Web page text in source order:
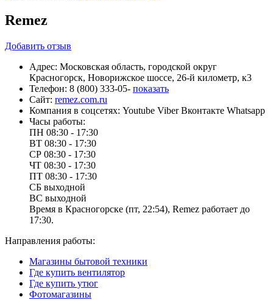
Remez
Добавить отзыв
Адрес: Московская область, городской округ
Красногорск, Новорижское шоссе, 26-й километр, к3
Телефон: 8 (800) 333-05- показать
Сайт: remez.com.ru
Компания в соцсетях: Youtube Viber Вконтакте Whatsapp
Часы работы:
ПН 08:30 - 17:30
ВТ 08:30 - 17:30
СР 08:30 - 17:30
ЧТ 08:30 - 17:30
ПТ 08:30 - 17:30
СБ выходной
ВС выходной
Время в Красногорске (пт, 22:54), Remez работает до
17:30.
Направления работы:
Магазины бытовой техники
Где купить вентилятор
Где купить утюг
Фотомагазины